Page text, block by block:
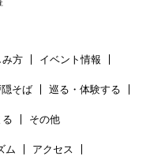
み方 イベント情報
隠そば 巡る・体験する
その他
ム アクセス